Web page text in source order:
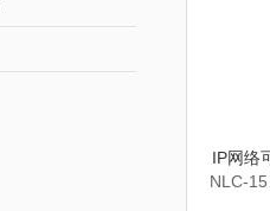
IP网络
NLC-